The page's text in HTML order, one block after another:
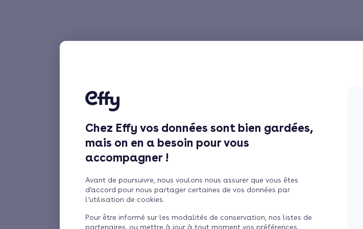
Chez Effy vos données sont bien gardées,
mais on en a besoin pour vous
accompagner !
Avant de poursuivre, nous voulons nous assurer que vous êtes
d’accord pour nous partager certaines de vos données par
l’utilisation de cookies.
Pour être informé sur les modalités de conservation, nos listes de
partenaires, ou mettre à jour à tout moment vos préférences,